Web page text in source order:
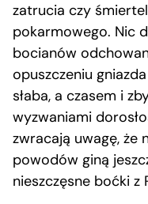
zatrucia czy
pokarmowego. Nic
bocianów
opuszczeniu
słaba, a czasem i
wyzwaniami
zwracają uwagę, że
powodów giną
nieszczęsne boćki z